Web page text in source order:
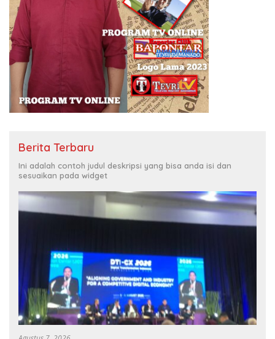
Berita Terbaru
Ini adalah contoh judul deskripsi yang bisa anda isi dan
sesuaikan pada widget